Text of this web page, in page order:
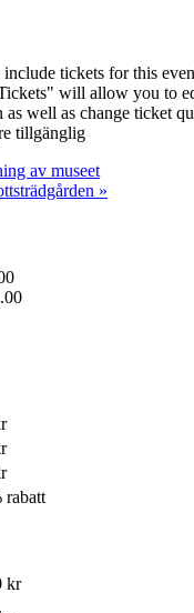
tickets for this
will allow you to
as well as change ticket
tillgänglig
av museet
»
rabatt
kr